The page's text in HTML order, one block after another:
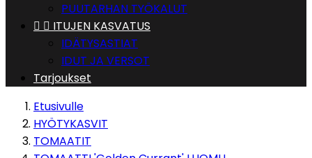
PUUTARHAN TYÖKALUT
  ITUJEN KASVATUS
IDÄTYSASTIAT
IDUT JA VERSOT
Tarjoukset
Etusivulle
HYÖTYKASVIT
TOMAATIT